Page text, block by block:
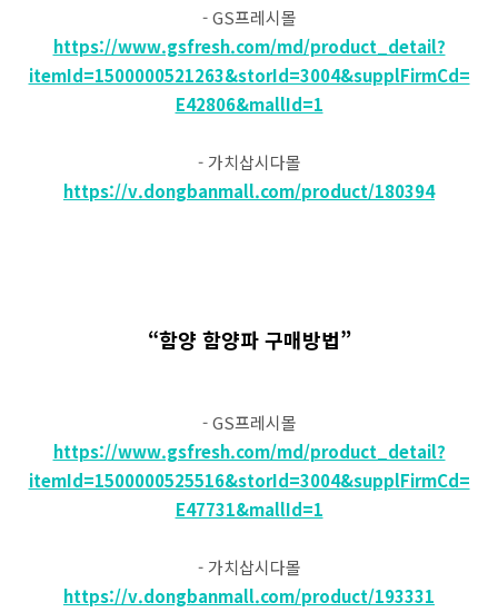
- GS프레시몰
https://www.gsfresh.com/md/product_detail?
itemId=1500000521263&storId=3004&supplFirmCd=
E42806&mallId=1
- 가치삽시다몰
https://v.dongbanmall.com/product/180394
“함양 함양파 구매방법”
- GS프레시몰
https://www.gsfresh.com/md/product_detail?
itemId=1500000525516&storId=3004&supplFirmCd=
E47731&mallId=1
- 가치삽시다몰
https://v.dongbanmall.com/product/193331